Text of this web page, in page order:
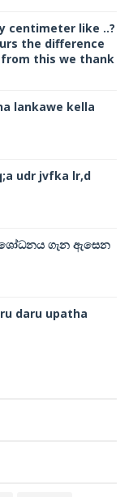
centimeter like ..?
the difference
this we thank
lankawe kella
udr jvfka lr,d
ගැන ඇසෙන
daru upatha